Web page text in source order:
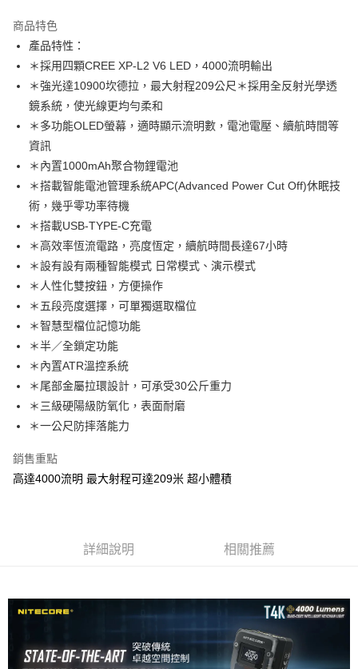
合作金庫商業銀行
華南商業銀行
上海商業儲蓄銀行
台北富邦商業銀行
國泰世華商業銀行
兆豐國際商業銀行
臺灣中小企業銀行
匯豐（台灣）商業銀行
華泰商業銀行
聯邦商業銀行
遠東國際商業銀行
元大商業銀行
玉山商業銀行
台新國際商業銀行
中國信託商業銀行
台灣樂天信用卡公司
超商取貨付款
Apple Pay
街口支付
悠遊付
【大哥付你分期使用說明】
1.本服務由台灣大哥大提供，台灣大哥大用戶可立即使用無須另外申請。
2.付款方式選擇「大哥付你分期」，訂單成立後會自動跳轉到大哥付的交易
流程，驗證手機門號後，選擇欲分期的期數、繳款截止日，確認付款後即完
成交易。
3.實際核准額度、可分期數及費用金額請依後續交易確認頁面所載為準。
4.訂單成立30分鐘內，如未前往確認交易或遇審核未通過，訂單將自動取
法說明評估內容。
【繳款方式說明】
1.分期款項不併入電信帳單，「大哥付你分期」於每月結算日後寄送繳費提
醒簡訊。
2.透過簡訊連結打開帳單後，可選擇「超商條碼／台灣大直營門市／銀行轉
帳／街口支付／iPASS MONEY」等通路繳費。
【注意事項】
1.本服務係由「台灣大哥大股份有限公司」（以下簡稱本公司）所提供，讓
買賣價金債權讓與本公司後，依約使用本公司帳單繳交帳款。
資料（包含姓名、電話或地址）提供予台灣大哥大進項蒐集、處理及利用，
AFTEE先享後付
相關說明
【關於「AFTEE先享後付」】
AFTEE先享後付是「在收到商品之後才付款」的支付方式。 讓您購物簡單
便利好安心！
１．簡單：不需註冊會員、不需綁卡、不需儲值。
２．便利：只要手機號碼，簡訊認證，即可結帳。
【「AFTEE先享後付」結帳流程】
１．於結帳方式選擇「AFTEE先享後付」後，將跳轉至「AFTEE先享後付」
結帳頁面，進行簡訊認證並確認金額後，即可完成結帳。
２．訂單成立數日內，您將收到繳費通知簡訊。
３．收到繳費通知簡訊後14天內，點擊此簡訊中的連結，可透過四大超商／
※ 請注意：結帳手續完成當下不需立刻繳費，但若您需要取消訂單，請聯絡
後付繳納相關費用。
※ 交易是否成功請以「AFTEE先享後付 」之結帳頁面顯示為準，若有關於
１．透過由恩沛科技股份有限公司提供之「AFTEE先享後付」服務完成之交
３．未成年的使用者請事先徵得法定代理人或監護人之同意方可使用
「AFTEE先享後付」，若未經同意申辦者引起之損失，本公司不負相關責
任。
４．使用「AFTEE先享後付」時，將依據個別帳號之用戶狀況，依本公司即
貨到付款
運送方式
全家取貨付款
每筆NT$60，滿NT$1,200(含以上)免運費
付款後全家取貨
每筆NT$60，滿NT$1,200(含以上)免運費
7-11取貨付款
每筆NT$60，滿NT$1,200(含以上)免運費
一般宅配（門市自取請勿下單，請聯繫客服）
離島一般宅配
每筆NT$200，滿NT$2,000(含以上)免運費
貨到付款（門市自取請勿下單，請聯繫客服）
商品特色
產品特性：
＊採用四顆CREE XP-L2 V6 LED，4000流明輸出
＊強光達10900坎德拉，最大射程209公尺＊採用全反射光學透
鏡系統，使光線更均勻柔和
＊多功能OLED螢幕，適時顯示流明數，電池電壓、續航時間等
資訊
＊內置1000mAh聚合物鋰電池
＊搭載智能電池管理系統APC(Advanced Power Cut Off)休眠技
術，幾乎零功率待機
＊搭載USB-TYPE-C充電
＊高效率恆流電路，亮度恆定，續航時間長達67小時
＊設有設有兩種智能模式 日常模式、演示模式
＊人性化雙按鈕，方便操作
＊五段亮度選擇，可單獨選取檔位
＊智慧型檔位記憶功能
＊半／全鎖定功能
＊內置ATR溫控系統
＊尾部金屬拉環設計，可承受30公斤重力
＊三級硬陽級防氧化，表面耐磨
＊一公尺防摔落能力
銷售重點
高達4000流明 最大射程可達209米 超小體積
詳細說明 相關推薦